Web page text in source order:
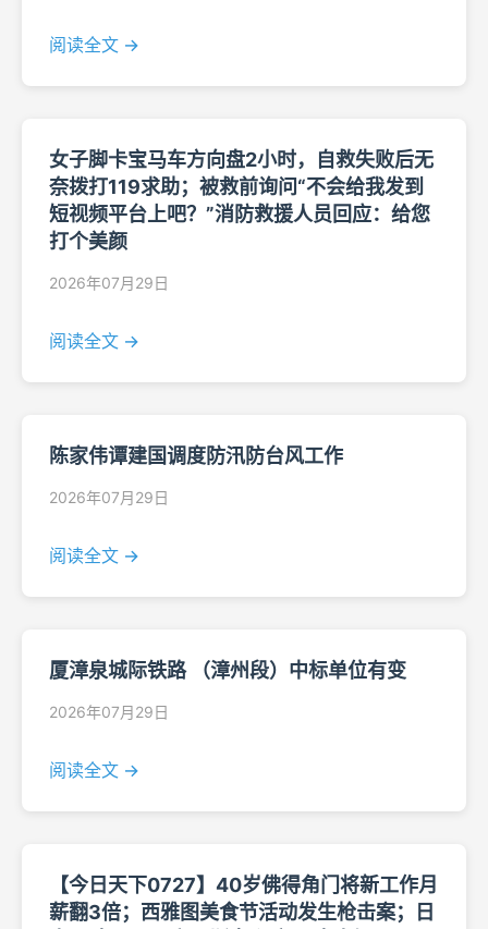
阅读全文 →
女子脚卡宝马车方向盘2小时，自救失败后无
奈拨打119求助；被救前询问“不会给我发到
短视频平台上吧？”消防救援人员回应：给您
打个美颜
2026年07月29日
阅读全文 →
陈家伟谭建国调度防汛防台风工作
2026年07月29日
阅读全文 →
厦漳泉城际铁路 （漳州段）中标单位有变
2026年07月29日
阅读全文 →
【今日天下0727】40岁佛得角门将新工作月
薪翻3倍；西雅图美食节活动发生枪击案；日